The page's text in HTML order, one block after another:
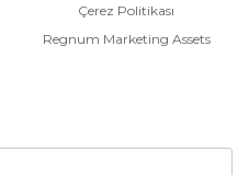
Çerez Politikası
Regnum Marketing Assets